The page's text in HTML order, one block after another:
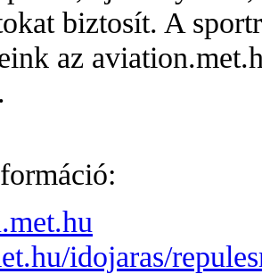
biztosít. A
az
idojaras/